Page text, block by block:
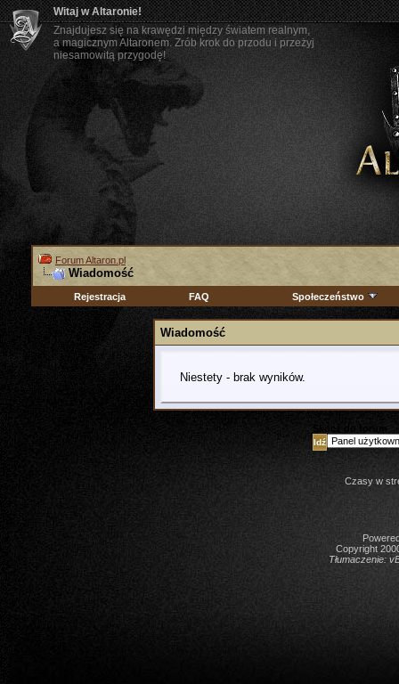
Witaj w Altaronie!
Znajdujesz się na krawędzi między światem realnym,
a magicznym Altaronem. Zrób krok do przodu i przeżyj
niesamowitą przygodę!
Forum Altaron.pl
Wiadomość
Rejestracja FAQ Społeczeństwo
Wiadomość
Niestety - brak wyników.
Skocz do forum
Czasy w
Copyright
Tłumaczenie: